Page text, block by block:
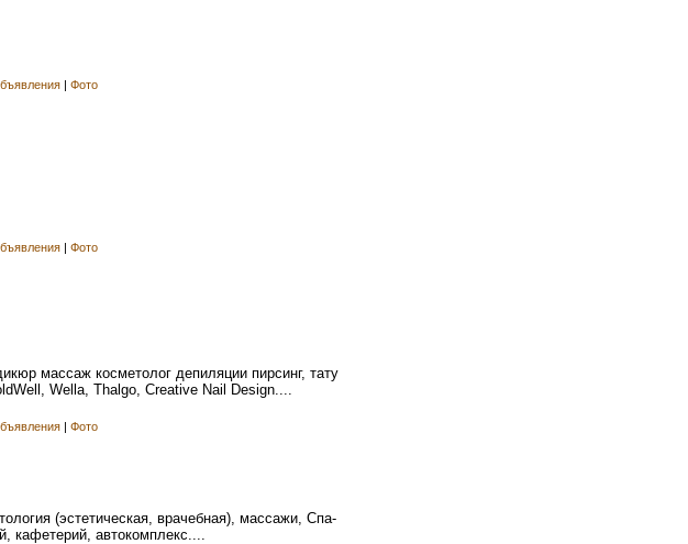
Фото
Фото
массаж косметолог депиляции пирсинг, тату
Wella, Thalgo, Creative Nail Design....
Фото
(эстетическая, врачебная), массажи, Спа-
кафетерий, автокомплекс....